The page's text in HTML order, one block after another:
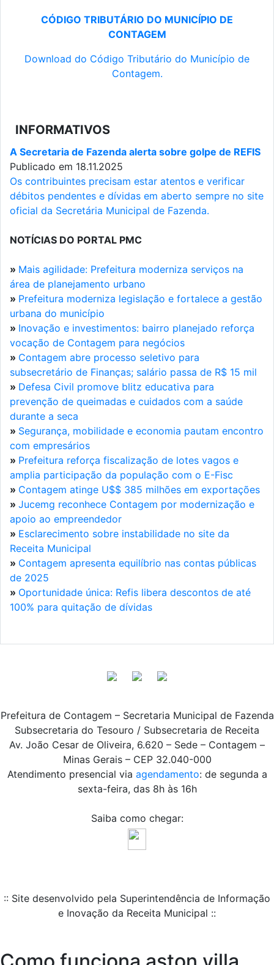
CÓDIGO TRIBUTÁRIO DO MUNICÍPIO DE
CONTAGEM
Download do Código Tributário do Município de
Contagem.
INFORMATIVOS
A Secretaria de Fazenda alerta sobre golpe de REFIS
Publicado em 18.11.2025
Os contribuintes precisam estar atentos e verificar
débitos pendentes e dívidas em aberto sempre no site
oficial da Secretária Municipal de Fazenda.
NOTÍCIAS DO PORTAL PMC
» Mais agilidade: Prefeitura moderniza serviços na
área de planejamento urbano
» Prefeitura moderniza legislação e fortalece a gestão
urbana do município
» Inovação e investimentos: bairro planejado reforça
vocação de Contagem para negócios
» Contagem abre processo seletivo para
subsecretário de Finanças; salário passa de R$ 15 mil
» Defesa Civil promove blitz educativa para
prevenção de queimadas e cuidados com a saúde
durante a seca
» Segurança, mobilidade e economia pautam encontro
com empresários
» Prefeitura reforça fiscalização de lotes vagos e
amplia participação da população com o E-Fisc
» Contagem atinge U$$ 385 milhões em exportações
» Jucemg reconhece Contagem por modernização e
apoio ao empreendedor
» Esclarecimento sobre instabilidade no site da
Receita Municipal
» Contagem apresenta equilíbrio nas contas públicas
de 2025
» Oportunidade única: Refis libera descontos de até
100% para quitação de dívidas
Prefeitura de Contagem – Secretaria Municipal de Fazenda
Subsecretaria do Tesouro / Subsecretaria de Receita
Av. João Cesar de Oliveira, 6.620 – Sede – Contagem –
Minas Gerais – CEP 32.040-000
Atendimento presencial via agendamento: de segunda a
sexta-feira, das 8h às 16h
Saiba como chegar:
:: Site desenvolvido pela Superintendência de Informação
e Inovação da Receita Municipal ::